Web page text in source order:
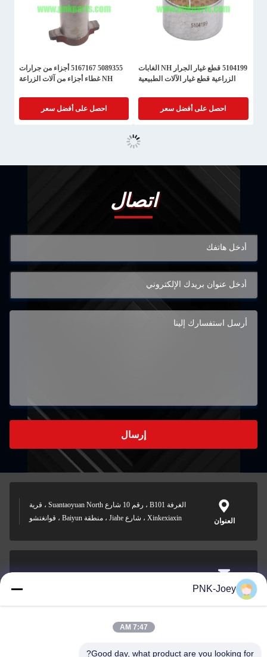
5104199 قطع غيار الجرار NH الغابات
الزراعية قطع غيار الآلات الطبيعية
احصل على أفضل سعر
5089355 5167167 أجزاء من جرارات
NH غطاء أجزاء من آلات الزراعة
احصل على أفضل سعر
اتصال
إرسال
العنوان
الغرفة B101 ، رقم 10 شارع Suantaoyuan North ، قرية
Xinkexiaxin ، شارع Jiahe ، منطقة Baiyun ، قوانغتشو
البريد
xianzhihao@gzxingchao.infoPNK-Joey
7:47 AM
Good day, what product are you looking for?